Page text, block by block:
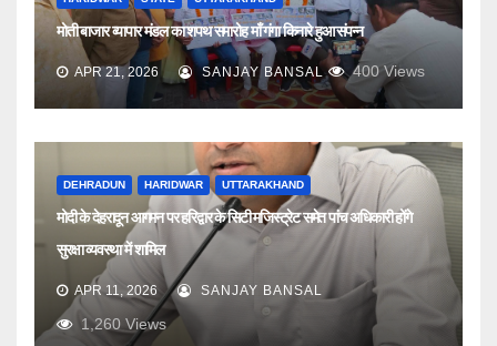
मोती बाजार व्यापार मंडल का शपथ समारोह माँ गंगा किनारे हुआ संपन्न
APR 21, 2026 SANJAY BANSAL 400Views
DEHRADUN HARIDWAR UTTARAKHAND
मोदी के देहरादून आगमन पर हरिद्वार के सिटी मजिस्ट्रेट समेत पांच अधिकारी होंगे
सुरक्षा व्यवस्था में शामिल
APR 11, 2026 SANJAY BANSAL
1,260 Views